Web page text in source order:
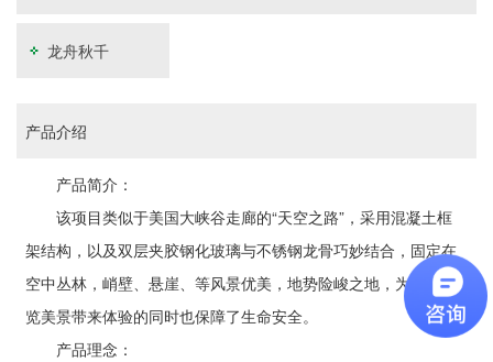
龙舟秋千
产品介绍
产品简介：
该项目类似于美国大峡谷走廊的“天空之路”，采用混凝土框
架结构，以及双层夹胶钢化玻璃与不锈钢龙骨巧妙结合，固定在
空中丛林，峭壁、悬崖、等风景优美，地势险峻之地，为游客游
览美景带来体验的同时也保障了生命安全。
产品理念：